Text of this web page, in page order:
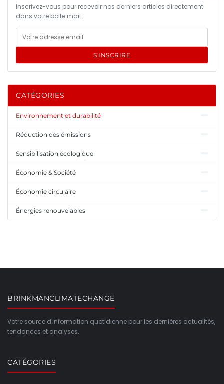
Inscrivez-vous pour recevoir nos derniers articles directement
dans votre boîte mail.
S'INSCRIRE
CATÉGORIES
Environnement et durabilité
Réduction des émissions
Sensibilisation écologique
Économie & Société
Économie circulaire
Énergies renouvelables
BRINKMANCLIMATECHANGE
Votre source d'information quotidienne pour les dernières actualités,
tendances et analyses.
CATÉGORIES